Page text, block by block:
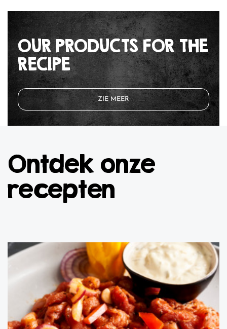
OUR PRODUCTS FOR THE
RECIPE
ZIE MEER
Ontdek onze
recepten